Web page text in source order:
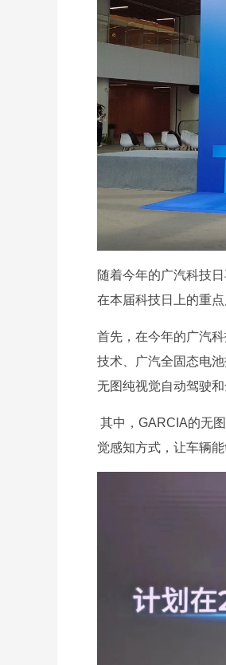
随着今年的广汽科技
在本届科技日上的重
首先，在今年的广汽
技术、广汽全固态电
无图纯视觉自动驾驶
其中，GARCIA的无
觉感知方式，让车辆